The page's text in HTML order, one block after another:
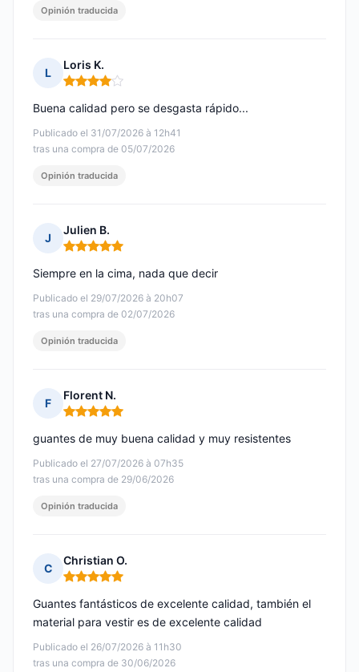
Opinión traducida
L
Loris K.
Nota: 4 de 5
Publicado el 31/07/2026 à 12h41
tras una compra de 05/07/2026
Buena calidad pero se desgasta rápido...
Opinión traducida
J
Julien B.
Nota: 5 de 5
Publicado el 29/07/2026 à 20h07
tras una compra de 02/07/2026
Siempre en la cima, nada que decir
Opinión traducida
F
Florent N.
Nota: 5 de 5
Publicado el 27/07/2026 à 07h35
tras una compra de 29/06/2026
guantes de muy buena calidad y muy resistentes
Opinión traducida
C
Christian O.
Nota: 5 de 5
Publicado el 26/07/2026 à 11h30
tras una compra de 30/06/2026
Guantes fantásticos de excelente calidad, también el
material para vestir es de excelente calidad